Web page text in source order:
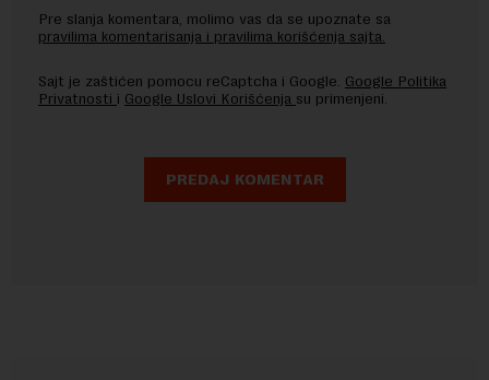
Pre slanja komentara, molimo vas da se upoznate sa
pravilima komentarisanja i pravilima korišćenja sajta.
Sajt je zaštićen pomocu reCaptcha i Google. Google Politika
Privatnosti i Google Uslovi Korišćenja su primenjeni.